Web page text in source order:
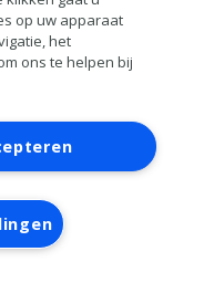
Inloggen
Algemene
voorwaarden
op uw apparaat
het
ons te helpen bij